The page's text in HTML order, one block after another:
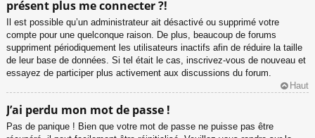
présent plus me connecter ?!
Il est possible qu’un administrateur ait désactivé ou supprimé votre
compte pour une quelconque raison. De plus, beaucoup de forums
suppriment périodiquement les utilisateurs inactifs afin de réduire la taille
de leur base de données. Si tel était le cas, inscrivez-vous de nouveau et
essayez de participer plus activement aux discussions du forum.
Haut
J’ai perdu mon mot de passe !
Pas de panique ! Bien que votre mot de passe ne puisse pas être